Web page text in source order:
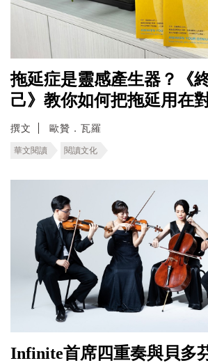
拖延症是靈感產生器？《
己》教你如何把拖延用在
撰文 歐贊．瓦羅
華文閱讀 閱讀文化
Infinite首席四重奏與貝多